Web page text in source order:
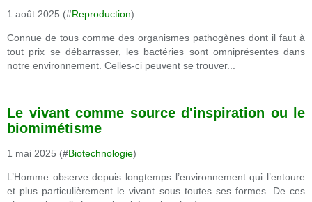
1 août 2025 (#Reproduction)
Connue de tous comme des organismes pathogènes dont il faut à
tout prix se débarrasser, les bactéries sont omniprésentes dans
notre environnement. Celles-ci peuvent se trouver...
Le vivant comme source d'inspiration ou le
biomimétisme
1 mai 2025 (#Biotechnologie)
L’Homme observe depuis longtemps l’environnement qui l’entoure
et plus particulièrement le vivant sous toutes ses formes. De ces